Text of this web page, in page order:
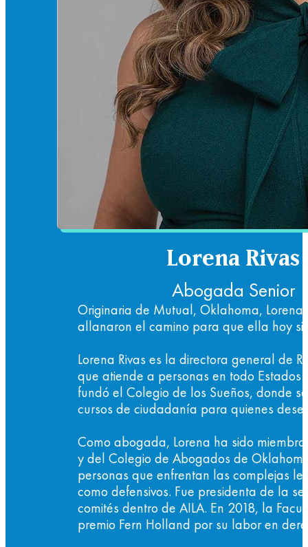
Lorena Rivas
Abogada Senior
Originaria de Mutual, Oklahoma,
allanaron el camino para que ella hoy
Lorena Rivas es la directora general de
que atiende a personas en todo
fundó el Colegio de los Sueños, donde
cursos de ciudadanía para quienes
Como abogada, Lorena ha sido
y del Colegio de Abogados de
personas que enfrentan las complejas
como defensivos. Fue presidenta de la
comités dentro de AILA. En 2018, la
premio Fern Holland por su labor en